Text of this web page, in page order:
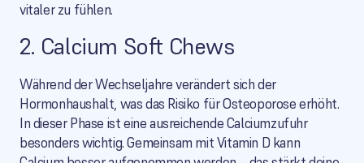
vitaler zu fühlen.
2. Calcium Soft Chews
Während der Wechseljahre verändert sich der
Hormonhaushalt, was das Risiko für Osteoporose erhöht.
In dieser Phase ist eine ausreichende Calciumzufuhr
besonders wichtig. Gemeinsam mit Vitamin D kann